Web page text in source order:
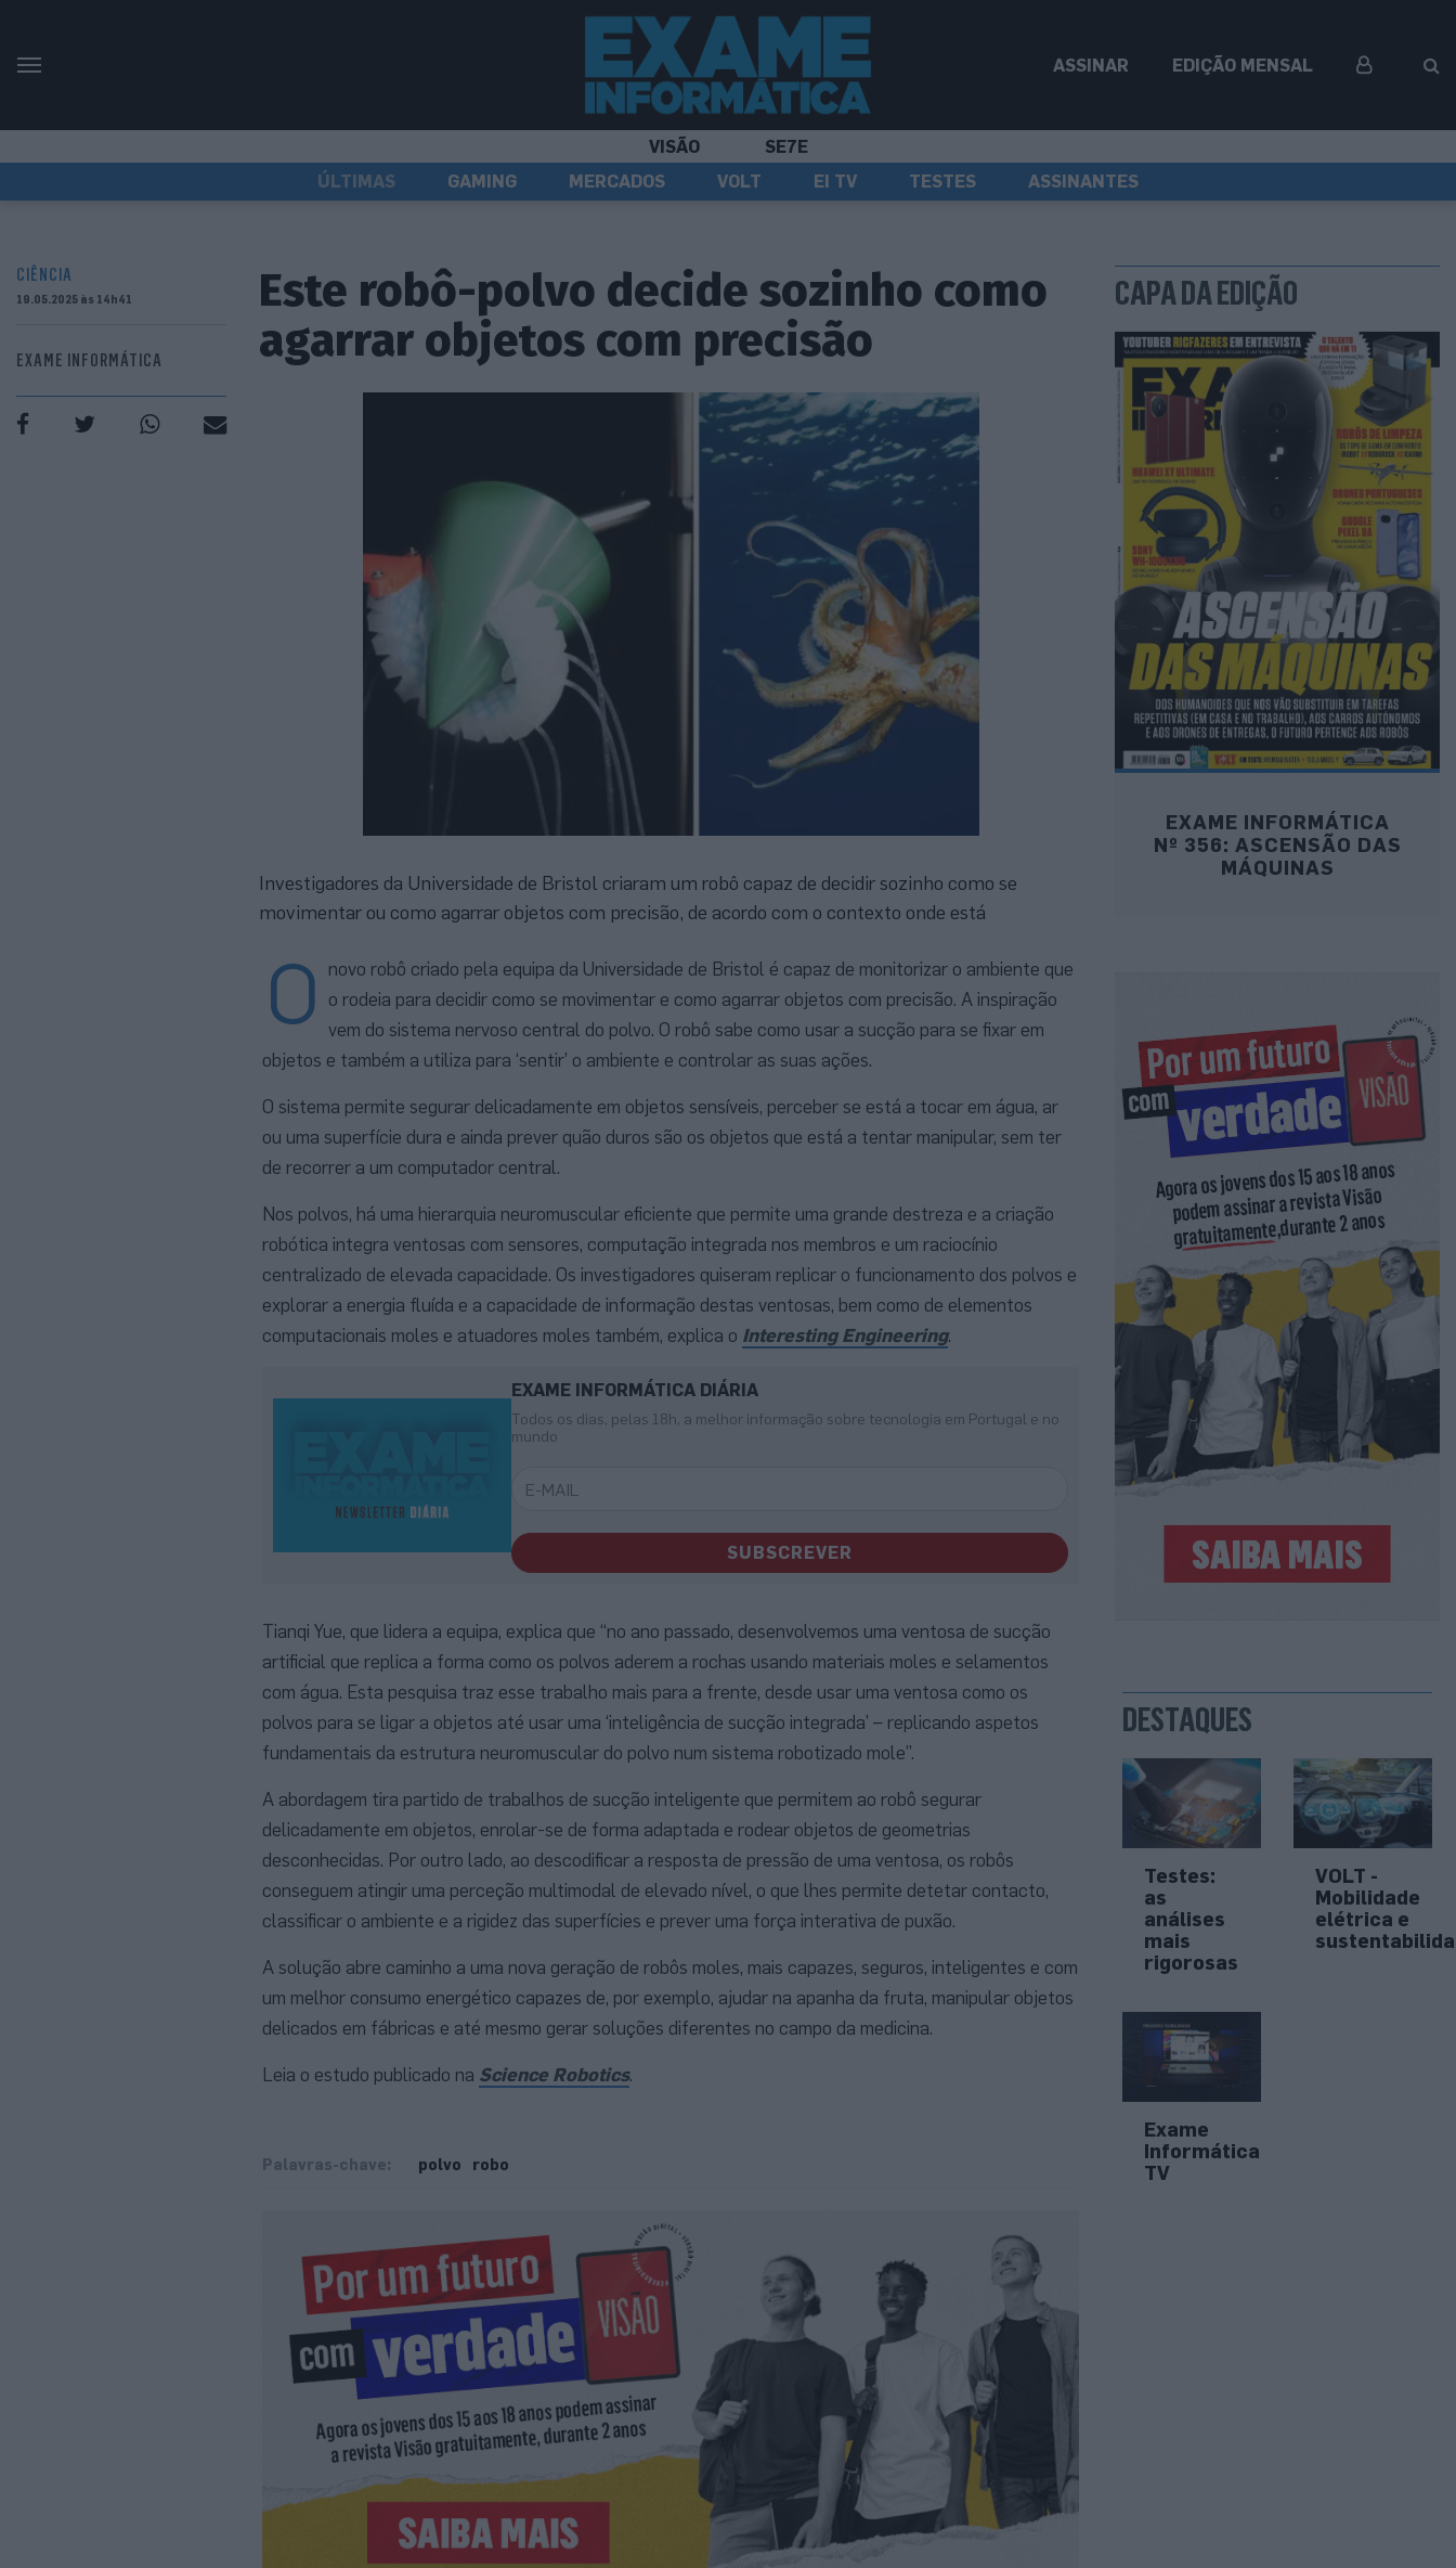
ASSINAR EDIÇÃO MENSAL
VISÃO
SE7E
ÚLTIMAS
GAMING MERCADOS VOLT EI TV TESTES ASSINANTES
CIÊNCIA
19.05.2025 às 14h41
EXAME INFORMÁTICA
Este robô-polvo decide sozinho como
agarrar objetos com precisão
Investigadores da Universidade de Bristol criaram um robô capaz de decidir sozinho como se
movimentar ou como agarrar objetos com precisão, de acordo com o contexto onde está
O
novo robô criado pela equipa da Universidade de Bristol é capaz de monitorizar o ambiente que
o rodeia para decidir como se movimentar e como agarrar objetos com precisão. A inspiração
vem do sistema nervoso central do polvo. O robô sabe como usar a sucção para se fixar em
objetos e também a utiliza para ‘sentir’ o ambiente e controlar as suas ações.
O sistema permite segurar delicadamente em objetos sensíveis, perceber se está a tocar em água, ar
ou uma superfície dura e ainda prever quão duros são os objetos que está a tentar manipular, sem ter
de recorrer a um computador central.
Nos polvos, há uma hierarquia neuromuscular eficiente que permite uma grande destreza e a criação
robótica integra ventosas com sensores, computação integrada nos membros e um raciocínio
centralizado de elevada capacidade. Os investigadores quiseram replicar o funcionamento dos polvos e
explorar a energia fluída e a capacidade de informação destas ventosas, bem como de elementos
computacionais moles e atuadores moles também, explica o Interesting Engineering.
EXAME INFORMÁTICA DIÁRIA
Todos os dias, pelas 18h, a melhor informação sobre tecnologia em Portugal e no
mundo
SUBSCREVER
Tianqi Yue, que lidera a equipa, explica que “no ano passado, desenvolvemos uma ventosa de sucção
artificial que replica a forma como os polvos aderem a rochas usando materiais moles e selamentos
com água. Esta pesquisa traz esse trabalho mais para a frente, desde usar uma ventosa como os
polvos para se ligar a objetos até usar uma ‘inteligência de sucção integrada’ – replicando aspetos
fundamentais da estrutura neuromuscular do polvo num sistema robotizado mole”.
A abordagem tira partido de trabalhos de sucção inteligente que permitem ao robô segurar
delicadamente em objetos, enrolar-se de forma adaptada e rodear objetos de geometrias
desconhecidas. Por outro lado, ao descodificar a resposta de pressão de uma ventosa, os robôs
conseguem atingir uma perceção multimodal de elevado nível, o que lhes permite detetar contacto,
classificar o ambiente e a rigidez das superfícies e prever uma força interativa de puxão.
A solução abre caminho a uma nova geração de robôs moles, mais capazes, seguros, inteligentes e com
um melhor consumo energético capazes de, por exemplo, ajudar na apanha da fruta, manipular objetos
delicados em fábricas e até mesmo gerar soluções diferentes no campo da medicina.
Leia o estudo publicado na Science Robotics.
Palavras-chave: polvo robo
CAPA DA EDIÇÃO
EXAME INFORMÁTICA
Nº 356: ASCENSÃO DAS
MÁQUINAS
DESTAQUES
Testes:
as
análises
mais
rigorosas
VOLT -
Mobilidade
elétrica e
Exame
Informática
TV